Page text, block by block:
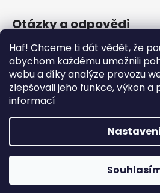
Haf! Chceme ti dát vědět, že
abychom každému umožnili
webu a díky analýze provozu
zlepšovali jeho funkce, výkon a
informací
Otázky a odpovědi
Jak se start o látkové
Kdy mi dorazí moje
Nejčastější dotazy- Co
pes jíst
Copyright 2026What the
vyhrazena.